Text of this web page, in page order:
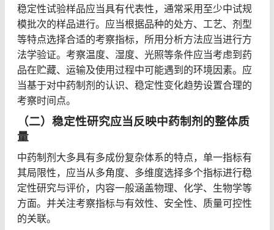
稳定性试验样品应当具有代表性，通常采用至少中试规
模批次的样品进行。应当根据品种的处方、工艺、剂型
等特点选择合适的考察指标，所用分析方法应当进行方
法学验证。考察温度、湿度、光照等条件应当考虑到药
品在贮藏、运输及使用过程中可能遇到的环境因素。应
当基于对中药制剂的认识、稳定性变化趋势设置合理的
考察时间点。
（二）稳定性研究应当反映中药制剂的整体质
量
中药制剂大多具有多成份复杂体系的特点，单一指标有
其局限性，应当从多角度、多维度选择多个指标进行稳
定性研究与评价，内容一般涵盖物理、化学、生物学等
方面。并关注考察指标与有效性、安全性、质量可控性
的关联。